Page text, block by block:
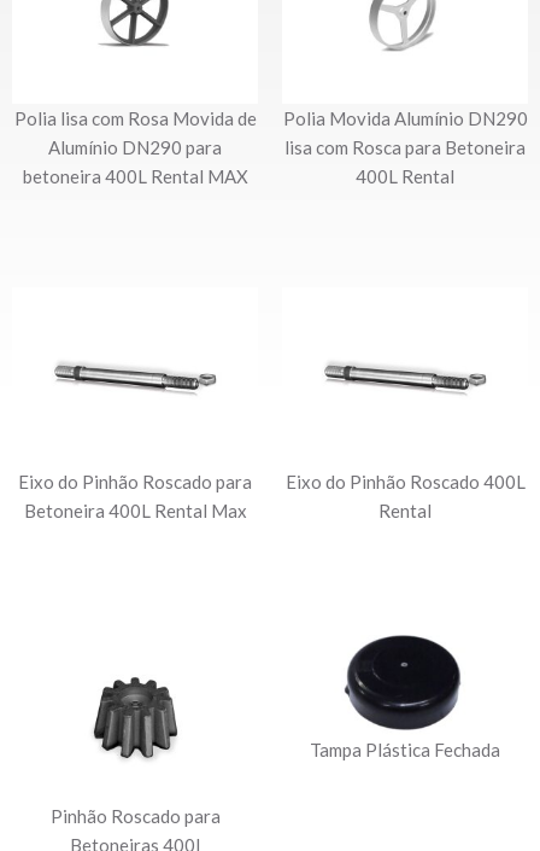
Polia lisa com Rosa Movida de
Alumínio DN290 para
betoneira 400L Rental MAX
Polia Movida Alumínio DN290
lisa com Rosca para Betoneira
400L Rental
Eixo do Pinhão Roscado para
Betoneira 400L Rental Max
Eixo do Pinhão Roscado 400L
Rental
Pinhão Roscado para
Betoneiras 400l
Tampa Plástica Fechada